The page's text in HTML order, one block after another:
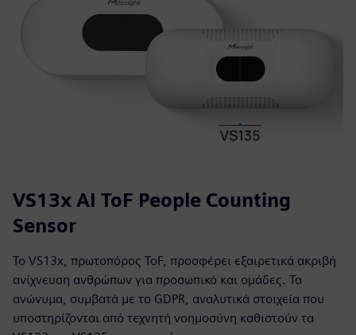
VS13x AI ToF People Counting
Sensor
Το VS13x, πρωτοπόρος ToF, προσφέρει εξαιρετικά ακριβή
ανίχνευση ανθρώπων για προσωπικό και ομάδες. Τα
ανώνυμα, συμβατά με το GDPR, αναλυτικά στοιχεία που
υποστηρίζονται από τεχνητή νοημοσύνη καθιστούν τα